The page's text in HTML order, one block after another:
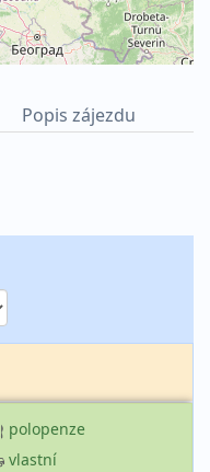
Popis zájezdu
polopenze
vlastní